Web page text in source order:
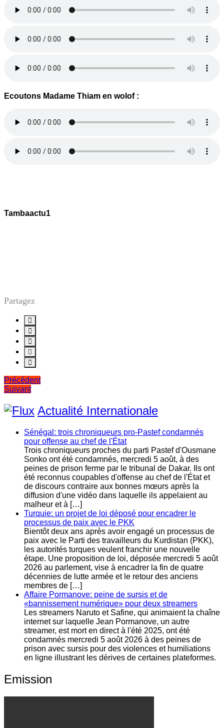
Ecoutons Madame Thiam en wolof :
Tambaactu1
Partagez
Navigation
de
l’article
Précédent
Suivant
Actualité Internationale
Sénégal: trois chroniqueurs pro-Pastef condamnés
pour offense au chef de l'État
Trois chroniqueurs proches du parti Pastef d'Ousmane
Sonko ont été condamnés, mercredi 5 août, à des
peines de prison ferme par le tribunal de Dakar. Ils ont
été reconnus coupables d'offense au chef de l'État et
de discours contraire aux bonnes mœurs après la
diffusion d'une vidéo dans laquelle ils appelaient au
malheur et à […]
Turquie: un projet de loi déposé pour encadrer le
processus de paix avec le PKK
Bientôt deux ans après avoir engagé un processus de
paix avec le Parti des travailleurs du Kurdistan (PKK),
les autorités turques veulent franchir une nouvelle
étape. Une proposition de loi, déposée mercredi 5 août
2026 au parlement, vise à encadrer la fin de quatre
décennies de lutte armée et le retour des anciens
membres de […]
Affaire Pormanove: peine de sursis et de
«bannissement numérique» pour deux streamers
Les streamers Naruto et Safine, qui animaient la chaîne
internet sur laquelle Jean Pormanove, un autre
streamer, est mort en direct à l'été 2025, ont été
condamnés mercredi 5 août 2026 à des peines de
prison avec sursis pour des violences et humiliations
en ligne illustrant les dérives de certaines plateformes.
Emission